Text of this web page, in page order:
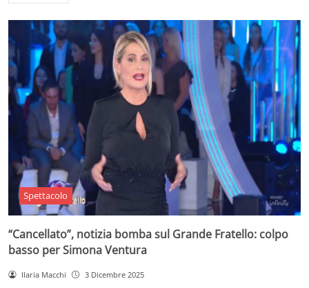
Spettacolo
“Cancellato”, notizia bomba sul Grande Fratello: colpo
basso per Simona Ventura
Ilaria Macchi 3 Dicembre 2025